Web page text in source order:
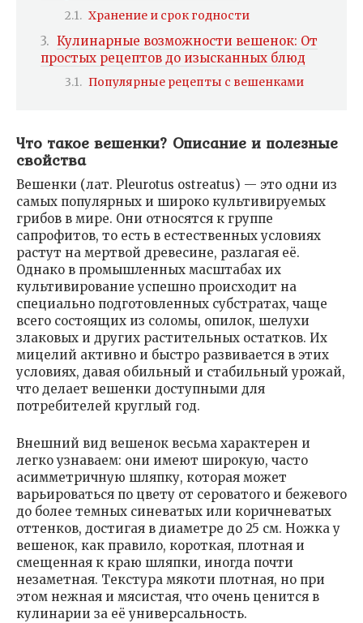
Хранение и срок годности
Кулинарные возможности вешенок: От
простых рецептов до изысканных блюд
Популярные рецепты с вешенками
Что такое вешенки? Описание и полезные
свойства
Вешенки (лат. Pleurotus ostreatus) — это одни из
самых популярных и широко культивируемых
грибов в мире. Они относятся к группе
сапрофитов, то есть в естественных условиях
растут на мертвой древесине, разлагая её.
Однако в промышленных масштабах их
культивирование успешно происходит на
специально подготовленных субстратах, чаще
всего состоящих из соломы, опилок, шелухи
злаковых и других растительных остатков. Их
мицелий активно и быстро развивается в этих
условиях, давая обильный и стабильный урожай,
что делает вешенки доступными для
потребителей круглый год.
Внешний вид вешенок весьма характерен и
легко узнаваем: они имеют широкую, часто
асимметричную шляпку, которая может
варьироваться по цвету от сероватого и бежевого
до более темных синеватых или коричневатых
оттенков, достигая в диаметре до 25 см. Ножка у
вешенок, как правило, короткая, плотная и
смещенная к краю шляпки, иногда почти
незаметная. Текстура мякоти плотная, но при
этом нежная и мясистая, что очень ценится в
кулинарии за её универсальность.